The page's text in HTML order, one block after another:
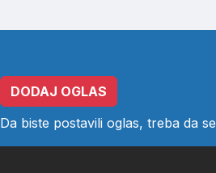
DODAJ OGLAS
Da biste postavili oglas, treba da se